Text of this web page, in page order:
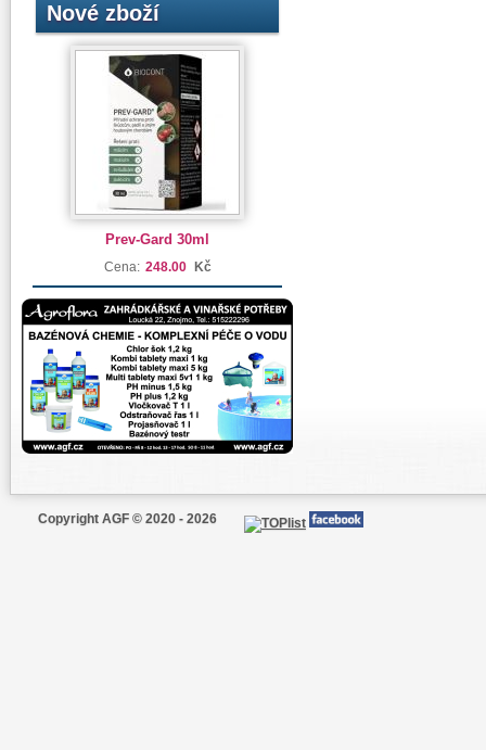
Nové zboží
Prev-Gard 30ml
Cena: 248.00 Kč
Copyright AGF © 2020 - 2026